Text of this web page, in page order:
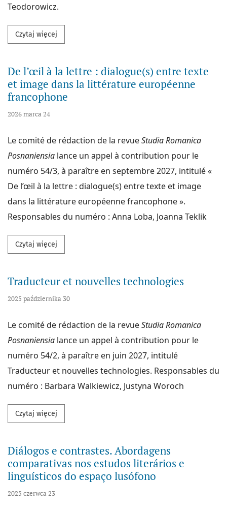
Teodorowicz.
Czytaj więcej
De l’œil à la lettre : dialogue(s) entre texte
et image dans la littérature européenne
francophone
2026 marca 24
Le comité de rédaction de la revueStudia Romanica
Posnaniensia lance un appel à contribution pour le
numéro 54/3, à paraître en septembre 2027, intitulé «
De l’œil à la lettre : dialogue(s) entre texte et image
dans la littérature européenne francophone ».
Responsables du numéro : Anna Loba, Joanna Teklik
Czytaj więcej
Traducteur et nouvelles technologies
2025 października 30
Le comité de rédaction de la revueStudia Romanica
Posnaniensia lance un appel à contribution pour le
numéro 54/2, à paraître en juin 2027, intitulé
Traducteur et nouvelles technologies. Responsables du
numéro : Barbara Walkiewicz, Justyna Woroch
Czytaj więcej
Diálogos e contrastes. Abordagens
comparativas nos estudos literários e
linguísticos do espaço lusófono
2025 czerwca 23